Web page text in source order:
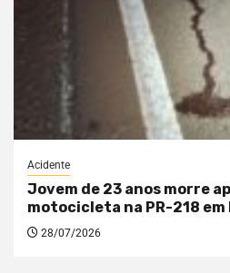
Acidente
Jovem de 23 anos morre
motocicleta na PR-218
28/07/2026